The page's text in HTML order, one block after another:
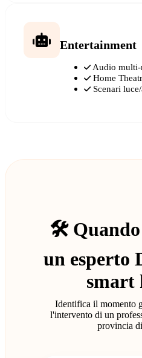
Entertainment
Audio multi-
Home
Scenari
🛠️ Quando
un esperto
smart
Identifica il momento
l'intervento di un
provincia